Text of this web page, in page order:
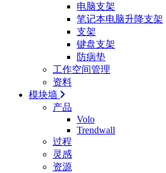
电脑支架
笔记本电脑升降支架
支架
键盘支架
防病垫
工作空间管理
资料
模块墙
产品
Volo
Trendwall
过程
灵感
资源